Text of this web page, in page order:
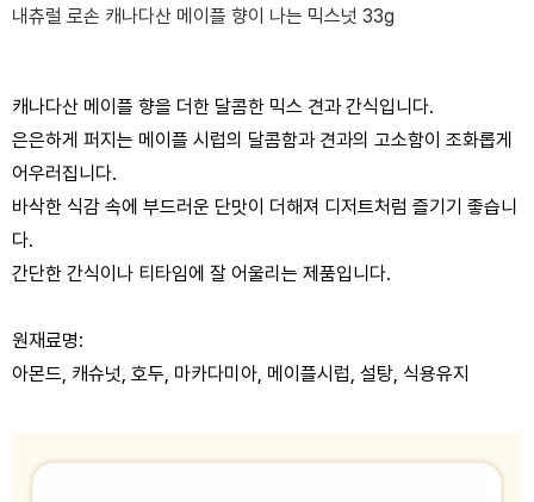
내츄럴 로손 캐나다산 메이플 향이 나는 믹스넛 33g
캐나다산 메이플 향을 더한 달콤한 믹스 견과 간식입니다.
은은하게 퍼지는 메이플 시럽의 달콤함과 견과의 고소함이 조화롭게
어우러집니다.
바삭한 식감 속에 부드러운 단맛이 더해져 디저트처럼 즐기기 좋습니
다.
간단한 간식이나 티타임에 잘 어울리는 제품입니다.
원재료명:
아몬드, 캐슈넛, 호두, 마카다미아, 메이플시럽, 설탕, 식용유지